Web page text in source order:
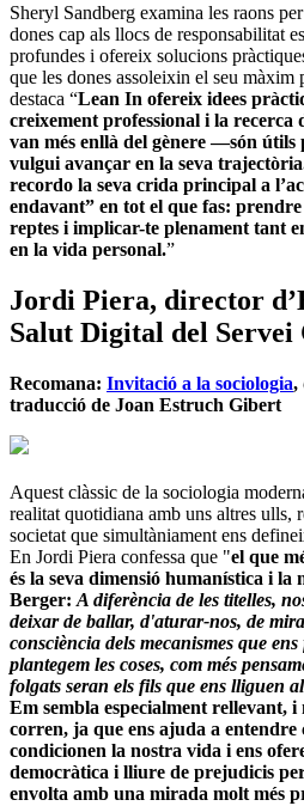
Sheryl Sandberg examina les raons
dones cap als llocs de responsabilitat
profundes i ofereix solucions
que les dones assoleixin el seu
destaca “Lean In ofereix idees
creixement professional i la recerca
van més enllà del gènere —són útils
vulgui avançar en la seva
recordo la seva crida principal a
endavant” en tot el que fas:
reptes i implicar-te plenament tant
en la vida personal.”
Jordi Piera, director
Salut Digital del Servei
Recomana: Invitació a la sociologia,
traducció de Joan Estruch Gibert
Aquest clàssic de la sociologia
realitat quotidiana amb uns altres ulls,
societat que simultàniament ens
En Jordi Piera confessa que "el que
és la seva dimensió humanística i
Berger:A diferència de les titelles,
deixar de ballar, d'aturar-nos, de
consciència dels mecanismes que
plantegem les coses, com més
folgats seran els fils que ens lliguen
Em sembla especialment rellevant, i
corren, ja que ens ajuda a entendre
condicionen la nostra vida i ens
democràtica i lliure de prejudicis
envolta amb una mirada molt més